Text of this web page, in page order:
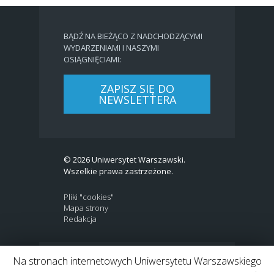
BĄDŹ NA BIEŻĄCO Z NADCHODZĄCYMI
WYDARZENIAMI I NASZYMI
OSIĄGNIĘCIAMI:
ZAPISZ SIĘ DO
NEWSLETTERA
© 2026 Uniwersytet Warszawski.
Wszelkie prawa zastrzeżone.
Pliki "cookies"
Mapa strony
Redakcja
BIP | EN
Na stronach internetowych Uniwersytetu Warszawskiego